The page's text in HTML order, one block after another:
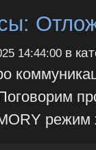
14:44:00в